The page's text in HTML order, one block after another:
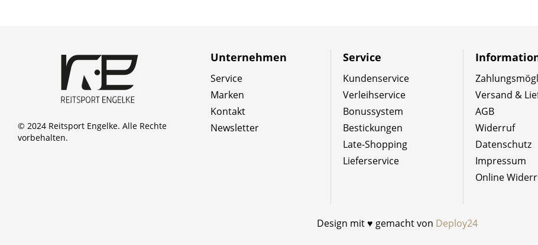
© 2024 Reitsport Engelke. Alle Rechte
vorbehalten.
Unternehmen
Service
Marken
Kontakt
Newsletter
Service
Kundenservice
Verleihservice
Bonussystem
Bestickungen
Late-Shopping
Lieferservice
Versand &
AGB
Widerruf
Datenschutz
Impressum
Online
Design mit ♥ gemacht von Deploy24